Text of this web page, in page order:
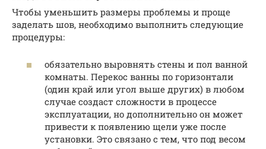
Чтобы уменьшить размеры проблемы и проще
заделать шов, необходимо выполнить следующие
процедуры:
обязательно выровнять стены и пол ванной
комнаты. Перекос ванны по горизонтали
(один край или угол выше других) в любом
случае создаст сложности в процессе
эксплуатации, но дополнительно он может
привести к появлению щели уже после
установки. Это связано с тем, что под весом